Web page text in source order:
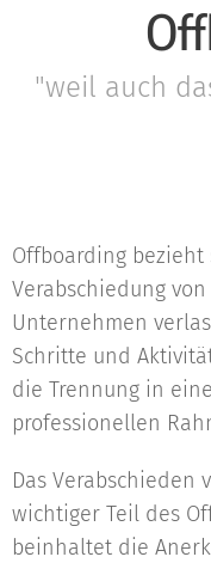
"weil auch
Offboarding bezieht
Verabschiedung
Unternehmen
Schritte und
die Trennung in
professionellen
Das
wichtiger Teil des
beinhaltet die